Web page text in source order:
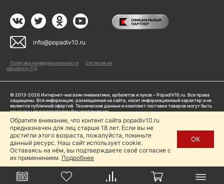
info@popadiv10.ru
Политика конфиденциальности
Согласие на
обработку ПД
© 2013-2026 Интернет-магазин пневматики, арбалетов и луков – PopadiV10.ru. Все права
защищены. Вся информация, размещенная на сайте, носит информационный характер и не
является публичной офертой. Технические данные и комплект поставки товаров могут быть
изменены производителем без уведомления
Пользуясь сайтом Popadiv10.ru, пользователь автоматически соглашается с условиями,
прописанными в
Политике конфиденциальности
Копирование любой информации (тексты, фото, видео и др.) с сайта Popadiv10 запрещено,
за исключением наличия письменного согласия администрации сайта Popadiv10.
Обратите внимание, что контент сайта popadiv10.ru
предназначен для лиц старше 18 лет. Если вы не
достигли этого возраста, пожалуйста, покиньте
данный ресурс. Наш сайт использует cookie.
Оставаясь на нём, вы подтверждаете своё согласие с
их применением. Подробнее
ОК